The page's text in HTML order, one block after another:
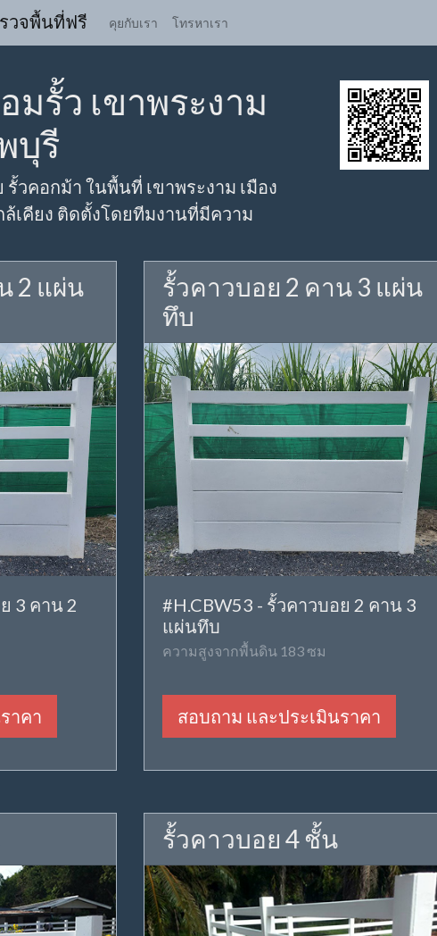
วจพื้นที่ฟรี คุยกับเรา โทรหาเรา
มรั้ว เขาพระงาม
บุรี
วคอกม้า ในพื้นที่ เขาพระงาม เมือง
เคียง ติดตั้งโดยทีมงานที่มีความ
2 แผ่น
3 คาน 2
าคา
รั้วคาวบอย 2 คาน 3 แผ่น
ทึบ
#H.CBW53 - รั้วคาวบอย 2 คาน 3
แผ่นทึบ
ความสูงจากพื้นดิน 183 ซม
สอบถาม และประเมินราคา
รั้วคาวบอย 4 ชั้น